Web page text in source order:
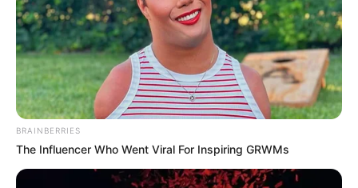
BRAINBERRIES
The Influencer Who Went Viral For Inspiring GRWMs